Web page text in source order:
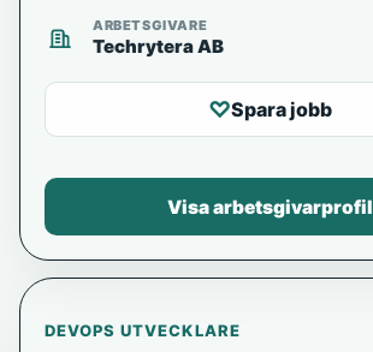
DEVOPS UTVECKLARE
ARBETSGIVARE
Techrytera AB
♡Spara jobb
Visa arbetsgivarprofil